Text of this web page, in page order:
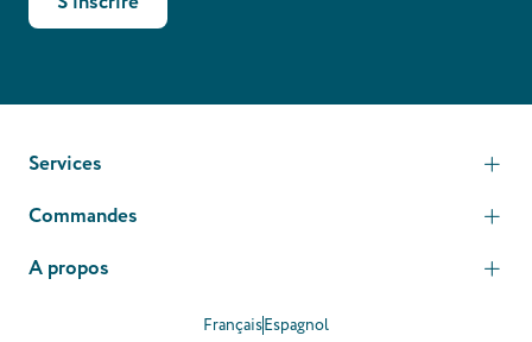
Services
Commandes
A propos
FrançaisEspagnol